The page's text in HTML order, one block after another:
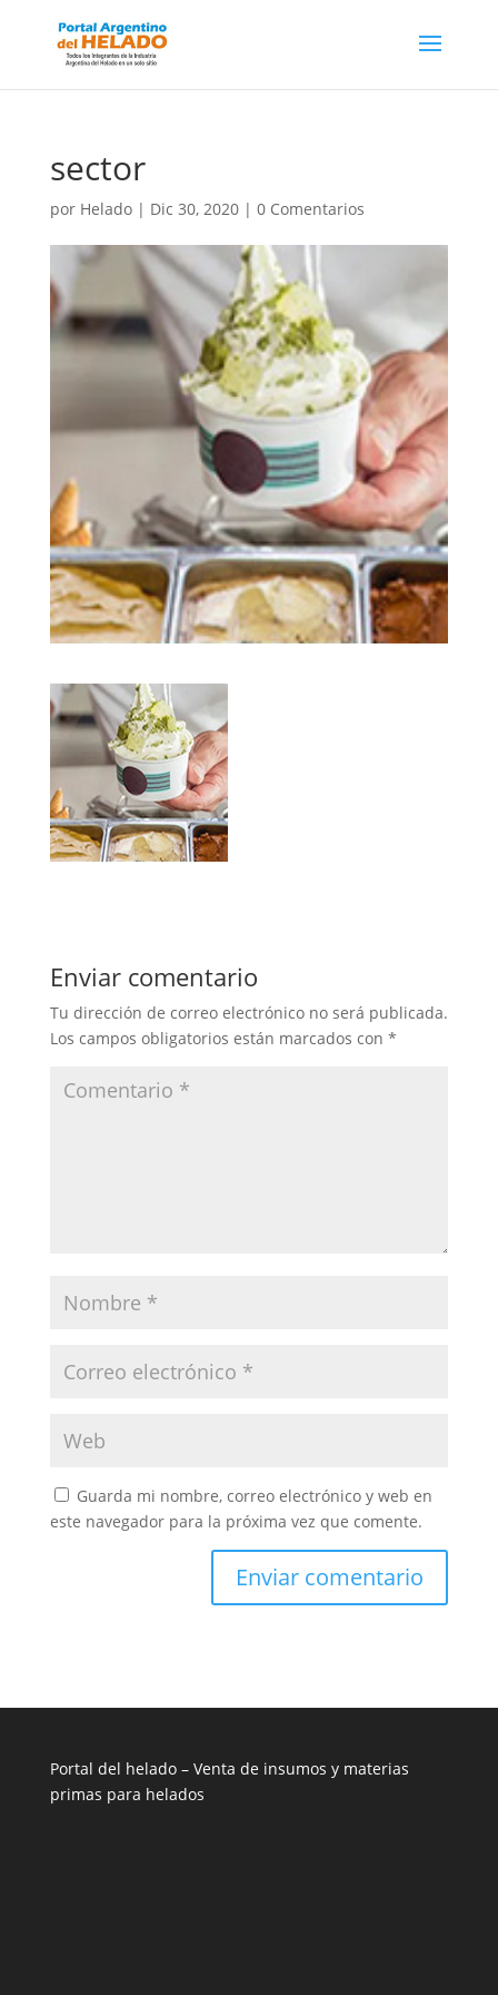
sector
por Helado| Dic 30, 2020| 0 Comentarios
Enviar comentario
Tu dirección de correo electrónico no será publicada.
Los campos obligatorios están marcados con *
Guarda mi nombre, correo electrónico y web en
este navegador para la próxima vez que comente.
Portal del helado – Venta de insumos y materias
primas para helados